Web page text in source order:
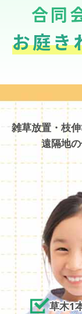
合同
お庭き
雑草放置・枝
遠隔地
草木1